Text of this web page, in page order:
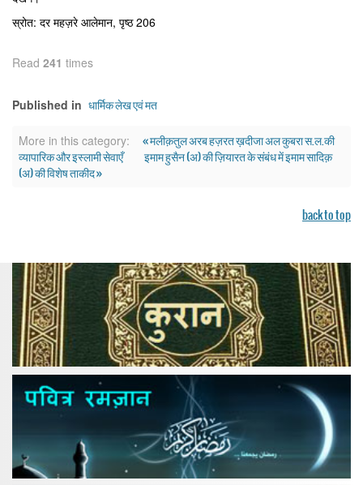
स्रोत: दर महज़रे आलेमान, पृष्ठ 206
Read 241 times
Published in धार्मिक लेख एवं मत
More in this category:
« मलीक़तुल अरब हज़रत ख़दीजा अल कुबरा स.ल.की
व्यापारिक और इस्लामी सेवाएँ
इमाम हुसैन (अ) की ज़ियारत के संबंध में इमाम सादिक़
(अ) की विशेष ताकीद »
back to top